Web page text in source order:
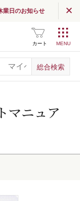
業日のお知らせ
カート
マニュア